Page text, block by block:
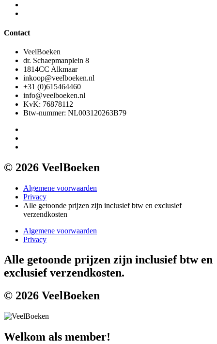
Contact
VeelBoeken
dr. Schaepmanplein 8
1814CC Alkmaar
inkoop@veelboeken.nl
+31 (0)615464460
info@veelboeken.nl
KvK: 76878112
Btw-nummer: NL003120263B79
© 2026 VeelBoeken
Algemene voorwaarden
Privacy
Alle getoonde prijzen zijn inclusief btw en exclusief
verzendkosten
Algemene voorwaarden
Privacy
Alle getoonde prijzen zijn inclusief btw en
exclusief verzendkosten.
© 2026 VeelBoeken
Welkom als member!